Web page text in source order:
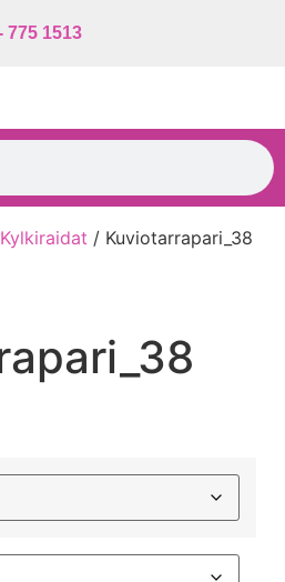
775 1513
Kylkiraidat / Kuviotarrapari_38